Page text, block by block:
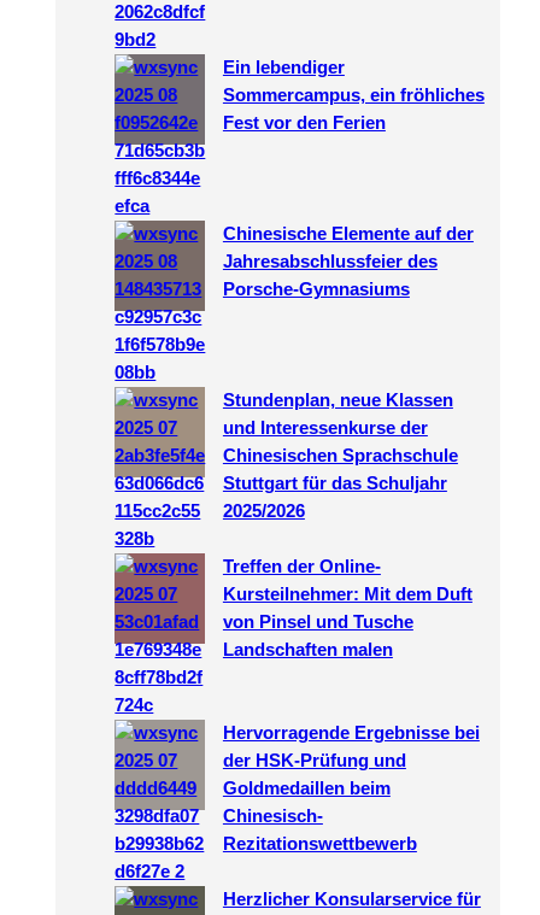
Ein lebendiger
Sommercampus, ein fröhliches
Fest vor den Ferien
Chinesische Elemente auf der
Jahresabschlussfeier des
Porsche-Gymnasiums
Stundenplan, neue Klassen
und Interessenkurse der
Chinesischen Sprachschule
Stuttgart für das Schuljahr
2025/2026
Treffen der Online-
Kursteilnehmer: Mit dem Duft
von Pinsel und Tusche
Landschaften malen
Hervorragende Ergebnisse bei
der HSK-Prüfung und
Goldmedaillen beim
Chinesisch-
Rezitationswettbewerb
Herzlicher Konsularservice für